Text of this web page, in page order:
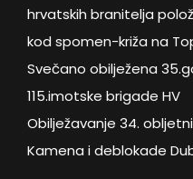
hrvatskih branitelja
kod spomen-križa na
Svečano obilježena
115.imotske brigade HV
Obilježavanje 34.
Kamena i deblokade